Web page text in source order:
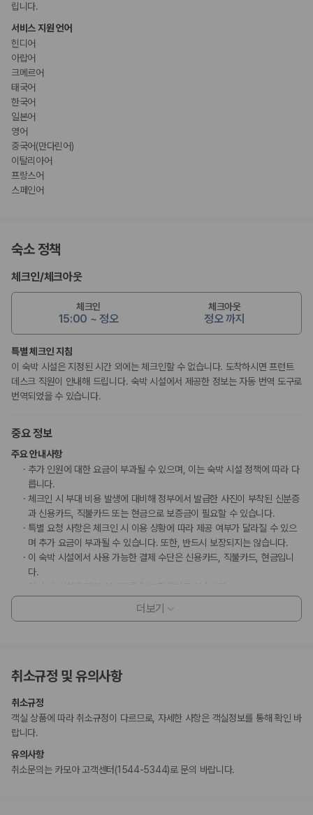
립니다.
서비스 지원 언어
힌디어
아랍어
크메르어
태국어
한국어
일본어
영어
중국어(만다린어)
이탈리아어
프랑스어
스페인어
숙소 정책
체크인/체크아웃
체크인
15:00 ~ 정오
체크아웃
정오 까지
특별 체크인 지침
이 숙박 시설은 지정된 시간 외에는 체크인할 수 없습니다. 도착하시면 프런트
데스크 직원이 안내해 드립니다. 숙박 시설에서 제공한 정보는 자동 번역 도구로
번역되었을 수 있습니다.
중요 정보
주요 안내사항
추가 인원에 대한 요금이 부과될 수 있으며, 이는 숙박 시설 정책에 따라 다
릅니다.
체크인 시 부대 비용 발생에 대비해 정부에서 발급한 사진이 부착된 신분증
과 신용카드, 직불카드 또는 현금으로 보증금이 필요할 수 있습니다.
특별 요청 사항은 체크인 시 이용 상황에 따라 제공 여부가 달라질 수 있으
며 추가 요금이 부과될 수 있습니다. 또한, 반드시 보장되지는 않습니다.
이 숙박 시설에서 사용 가능한 결제 수단은 신용카드, 직불카드, 현금입니
다.
무소음 객실이 보장되지는 않습니다.
이 숙박 시설은 안전을 위해 소화기, 연기 감지기, 보안 시스템, 구급상자,
설에 연락하여 적합한 객실을 이용할 수 있는지 확인하시기 바랍니다.
확인 메일에 나와 있는 연락처 정보로 도착 전에 호텔에 연락하여 예약하실
수 있습니다.
등록된 고객만 객실에 허용됩니다.
이 숙박 시설은 장애인 안내 동물을 비롯한 모든 반려동물의 출입을 금지하
고 있습니다.
고객의 안전을 위해 모바일 기기를 이용하여 객실 출입 가능 등의 조치를
더보기
취소규정 및 유의사항
취소규정
객실 상품에 따라 취소규정이 다르므로, 자세한 사항은 객실정보를 통해 확인 바
랍니다.
유의사항
취소문의는 카모아 고객센터(1544-5344)로 문의 바랍니다.